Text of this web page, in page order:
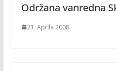
Održana vanredna
21. Aprila 2008.